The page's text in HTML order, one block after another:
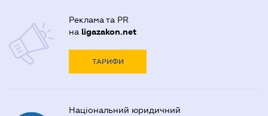
Реклама та PR
на ligazakon.net
ТАРИФИ
Національний юридичний